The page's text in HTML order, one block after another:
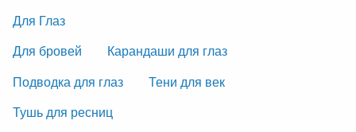
Для Глаз
Для бровей
Карандаши для глаз
Подводка для глаз
Тени для век
Тушь для ресниц